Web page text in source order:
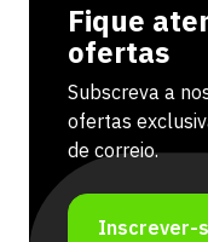
Fique
ofertas
Subscreva a
ofertas
de correio.
Inscrever-